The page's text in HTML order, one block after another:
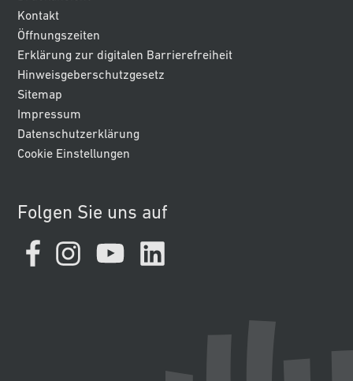
Kontakt
Öffnungszeiten
Erklärung zur digitalen Barrierefreiheit
Hinweisgeberschutzgesetz
Sitemap
Impressum
Datenschutzerklärung
Cookie Einstellungen
Folgen Sie uns auf